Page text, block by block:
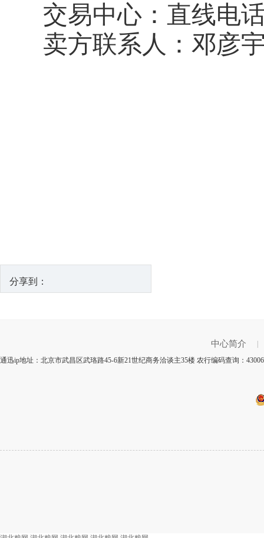
交易中心：直线电
卖方联系人：邓彦
分享到：
中心简介
通迅ip地址：北京市武昌区武珞路45-6新21世纪商务洽谈主35楼 农行编码查询：